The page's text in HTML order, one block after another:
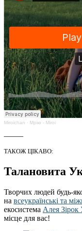
Miroichan · Мрію - Miroi
ТАКОЖ ЦІКАВО:
Талановита
Творчих людей будь-
на всеукраїнські та
екосистема Алея Зірок
місце для вас!